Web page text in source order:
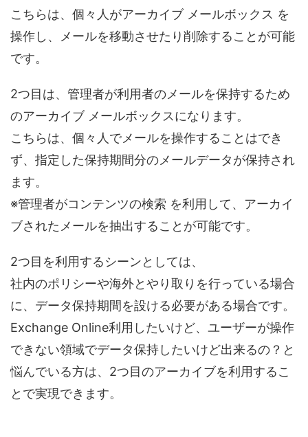
こちらは、個々人がアーカイブ メールボックス を
操作し、メールを移動させたり削除することが可能
です。
2つ目は、管理者が利用者のメールを保持するため
のアーカイブ メールボックスになります。
こちらは、個々人でメールを操作することはでき
ず、指定した保持期間分のメールデータが保持され
ます。
※管理者がコンテンツの検索 を利用して、アーカイ
ブされたメールを抽出することが可能です。
2つ目を利用するシーンとしては、
社内のポリシーや海外とやり取りを行っている場合
に、データ保持期間を設ける必要がある場合です。
Exchange Online利用したいけど、ユーザーが操作
できない領域でデータ保持したいけど出来るの？と
悩んでいる方は、2つ目のアーカイブを利用するこ
とで実現できます。